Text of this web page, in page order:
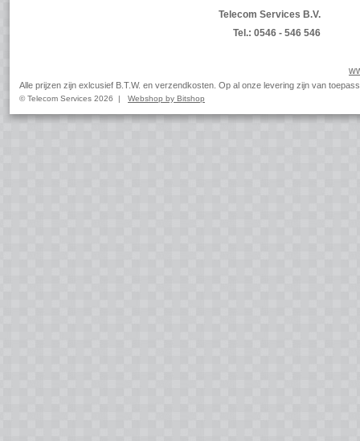
Telecom Services B.V.
Tel.: 0546 - 546 546
Alle prijzen zijn exlcusief B.T.W. en verzendkosten. Op al onze levering zijn van
© Telecom Services 2026 | Webshop by Bitshop